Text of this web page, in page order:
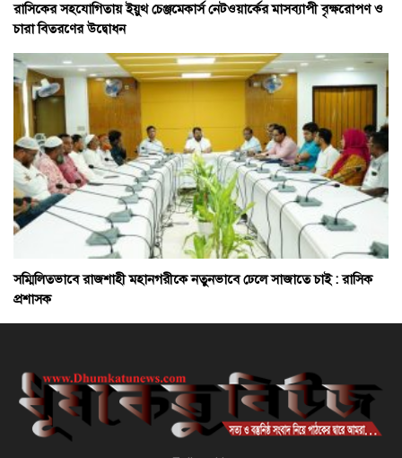
রাসিকের সহযোগিতায় ইয়ুথ চেঞ্জমেকার্স নেটওয়ার্কের মাসব্যাপী বৃক্ষরোপণ ও
চারা বিতরণের উদ্বোধন
সম্মিলিতভাবে রাজশাহী মহানগরীকে নতুনভাবে ঢেলে সাজাতে চাই : রাসিক
প্রশাসক